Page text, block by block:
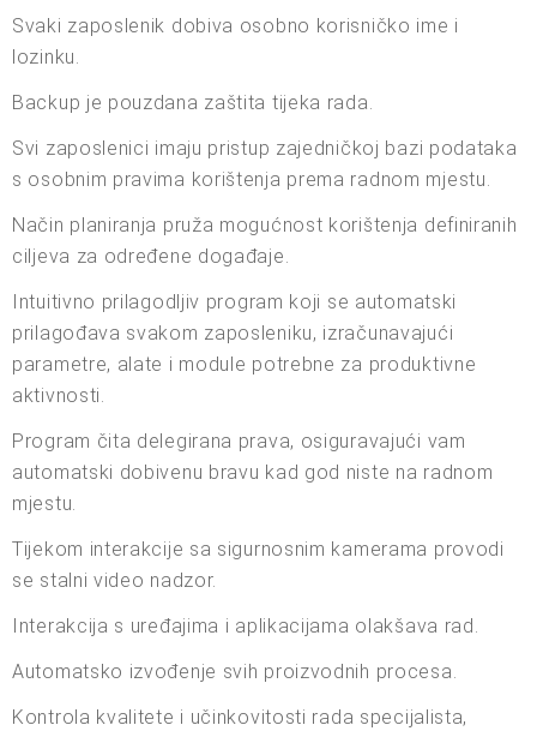
Svaki zaposlenik dobiva osobno korisničko ime i
lozinku.
Backup je pouzdana zaštita tijeka rada.
Svi zaposlenici imaju pristup zajedničkoj bazi podataka
s osobnim pravima korištenja prema radnom mjestu.
Način planiranja pruža mogućnost korištenja definiranih
ciljeva za određene događaje.
Intuitivno prilagodljiv program koji se automatski
prilagođava svakom zaposleniku, izračunavajući
parametre, alate i module potrebne za produktivne
aktivnosti.
Program čita delegirana prava, osiguravajući vam
automatski dobivenu bravu kad god niste na radnom
mjestu.
Tijekom interakcije sa sigurnosnim kamerama provodi
se stalni video nadzor.
Interakcija s uređajima i aplikacijama olakšava rad.
Automatsko izvođenje svih proizvodnih procesa.
Kontrola kvalitete i učinkovitosti rada specijalista,